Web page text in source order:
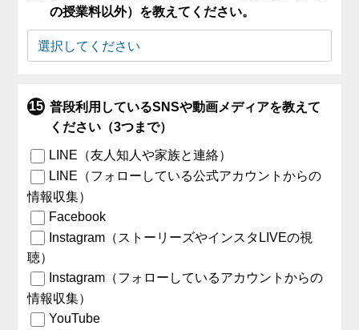
の授業料以外）を教えてください。
普段利用しているSNSや動画メディアを教えて
ください（3つまで）
LINE（友人知人や家族と連絡）
LINE（フォローしている公式アカウントからの
情報収集）
Facebook
Instagram（ストーリーズやインスタLIVEの視
聴）
Instagram（フォローしているアカウントからの
情報収集）
YouTube